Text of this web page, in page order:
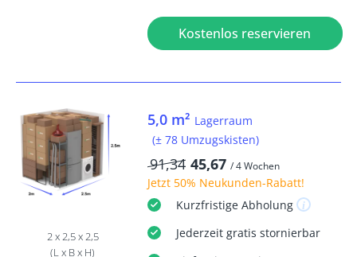
Kostenlos reservieren
2 x 2,5 x 2,5
(L x B x H)
5,0 m² Lagerraum
(± 78 Umzugskisten)
91,34 45,67 / 4 Wochen
Jetzt 50% Neukunden-Rabatt!
KurzfristigeAbholung
Jederzeit gratis stornierbar